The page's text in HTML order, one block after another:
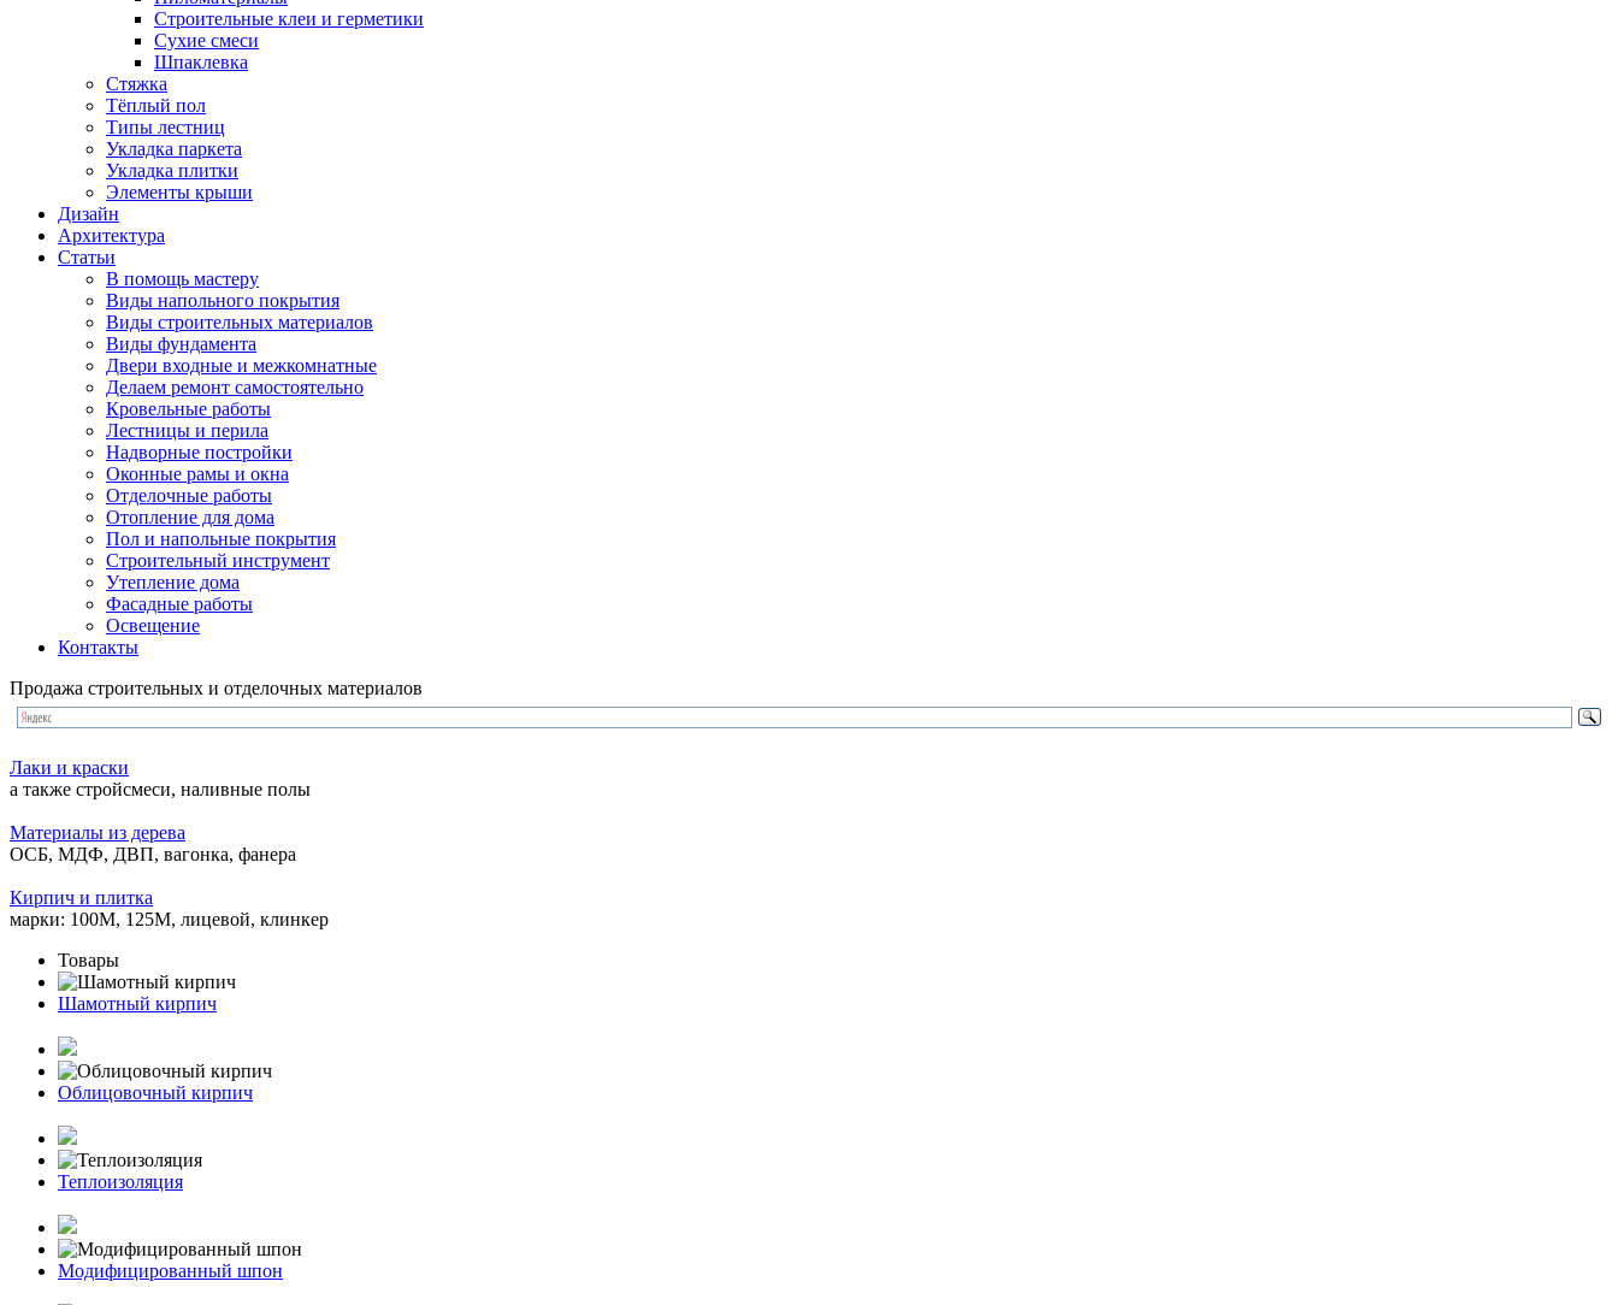
Строительные клеи и герметики
Сухие смеси
Шпаклевка
Стяжка
Тёплый пол
Типы лестниц
Укладка паркета
Укладка плитки
Элементы крыши
Дизайн
Архитектура
Статьи
В помощь мастеру
Виды напольного покрытия
Виды строительных материалов
Виды фундамента
Двери входные и межкомнатные
Делаем ремонт самостоятельно
Кровельные работы
Лестницы и перила
Надворные постройки
Оконные рамы и окна
Отделочные работы
Отопление для дома
Пол и напольные покрытия
Строительный инструмент
Утепление дома
Фасадные работы
Освещение
Контакты
Продажа строительных и отделочных материалов
Лаки и краски
а также стройсмеси, наливные полы
Материалы из дерева
ОСБ, МДФ, ДВП, вагонка, фанера
Кирпич и плитка
марки: 100М, 125М, лицевой, клинкер
Товары
Шамотный кирпич
Облицовочный кирпич
Теплоизоляция
Модифицированный шпон